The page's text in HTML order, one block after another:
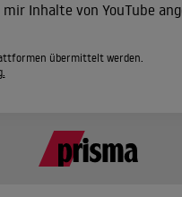
Inhalte von YouTube
übermittelt werden.